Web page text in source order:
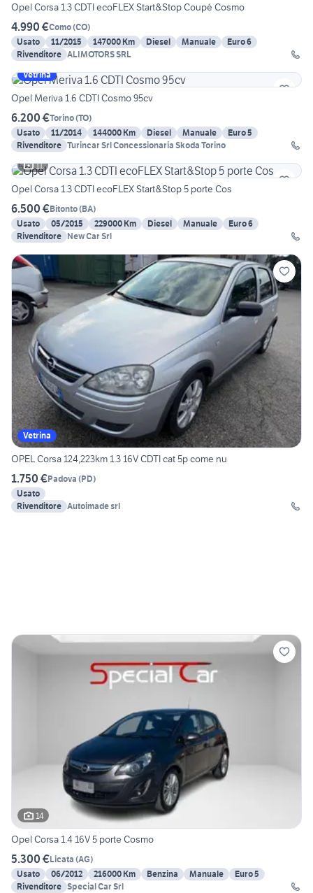
Opel Corsa 1.3 CDTI ecoFLEX Start&Stop Coupé Cosmo
4.990 €Como(CO)
Usato
11/2015 147000 Km Diesel Manuale
Euro 6
Rivenditore ALIMOTORS SRL
Vetrina
Opel Meriva 1.6 CDTI Cosmo 95cv
6.200 €Torino(TO)
Usato
11/2014 144000 Km Diesel Manuale
Euro 5
Rivenditore Turincar Srl Concessionaria Skoda Torino
11
Opel Corsa 1.3 CDTI ecoFLEX Start&Stop 5 porte Cos
6.500 €Bitonto(BA)
Usato
05/2015 229000 Km Diesel Manuale
Euro 6
Rivenditore New Car Srl
Vetrina
OPEL Corsa 124,223km 1.3 16V CDTI cat 5p come nu
1.750 €Padova (PD)
Usato
Rivenditore Autoimade srl
14
Opel Corsa 1.4 16V 5 porte Cosmo
5.300 €Licata (AG)
Usato
06/2012 216000 Km Benzina Manuale
Euro 5
Rivenditore Special Car Srl